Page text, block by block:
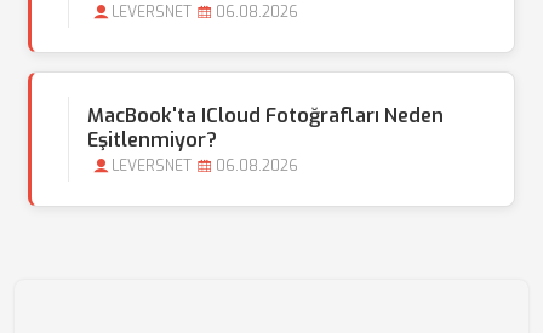
LEVERSNET 06.08.2026
MacBook'ta ICloud Fotoğrafları Neden
Eşitlenmiyor?
LEVERSNET 06.08.2026